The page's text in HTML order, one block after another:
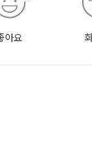
아요